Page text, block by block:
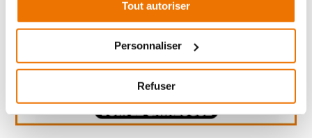
Tout autoriser
Personnaliser
Refuser